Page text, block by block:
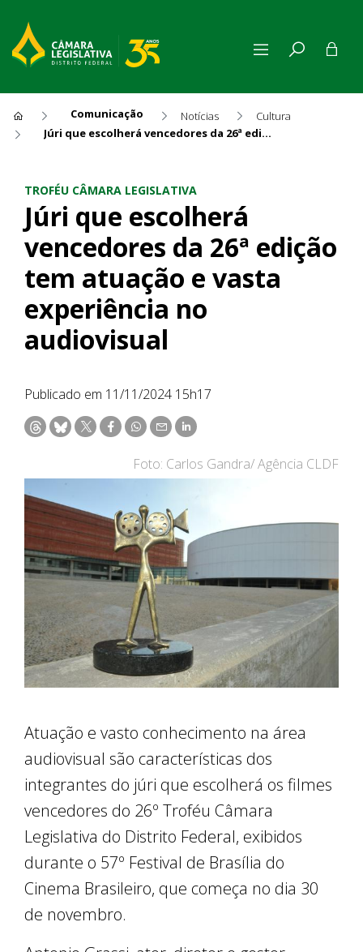
Comunicação Notícias
Cultura
Júri que escolherá vencedores da 26ª edição tem atuação e vasta experiência no audiovisual
TROFÉU CÂMARA LEGISLATIVA
Júri que escolherá
vencedores da 26ª edição
tem atuação e vasta
experiência no
audiovisual
Publicado em 11/11/2024 15h17
Foto: Carlos Gandra/ Agência CLDF
Atuação e vasto conhecimento na área
audiovisual são características dos
integrantes do júri que escolherá os filmes
vencedores do 26º Troféu Câmara
Legislativa do Distrito Federal, exibidos
durante o 57º Festival de Brasília do
Cinema Brasileiro, que começa no dia 30
de novembro.